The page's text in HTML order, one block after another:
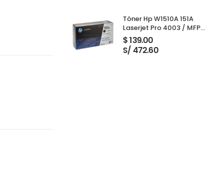
Tóner Hp W1510A 151A
Laserjet Pro 4003 / MFP
4103 Black 3,050 Páginas
$139.00
S/ 472.60